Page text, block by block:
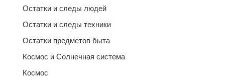
Остатки и следы людей
Остатки и следы техники
Остатки предметов быта
Космос и Солнечная система
Космос